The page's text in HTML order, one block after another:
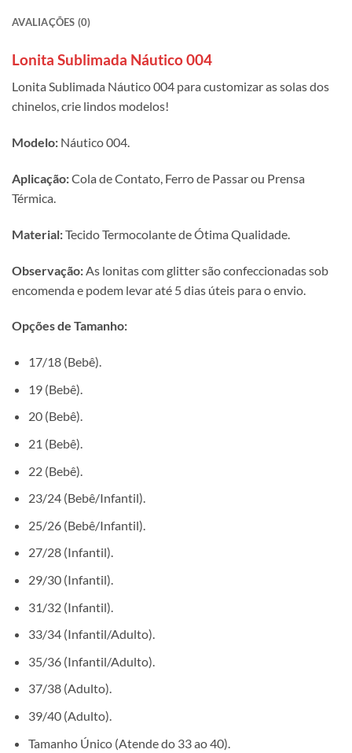
AVALIAÇÕES (0)
Lonita Sublimada Náutico 004
Lonita Sublimada Náutico 004 para customizar as solas dos
chinelos, crie lindos modelos!
Modelo: Náutico 004.
Aplicação:Cola de Contato, Ferro de Passar ou Prensa
Térmica.
Material:Tecido Termocolante de Ótima Qualidade.
Observação: As lonitas com glitter são confeccionadas sob
encomenda e podem levar até 5 dias úteis para o envio.
Opções de Tamanho:
17/18 (Bebê).
19 (Bebê).
20 (Bebê).
21 (Bebê).
22 (Bebê).
23/24 (Bebê/Infantil).
25/26 (Bebê/Infantil).
27/28 (Infantil).
29/30 (Infantil).
31/32 (Infantil).
33/34 (Infantil/Adulto).
35/36 (Infantil/Adulto).
37/38 (Adulto).
39/40 (Adulto).
Tamanho Único (Atende do 33 ao 40).